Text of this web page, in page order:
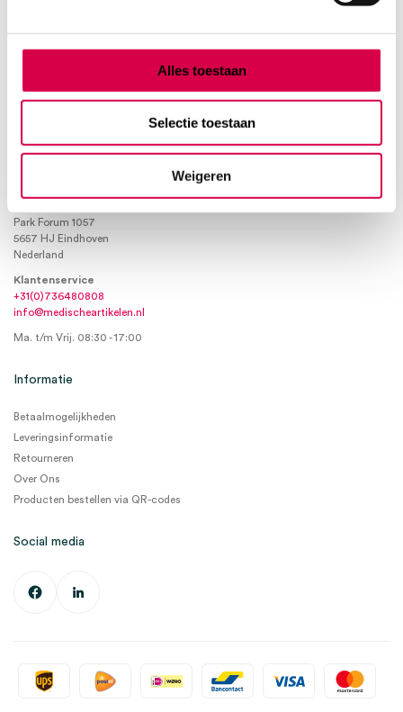
Alles toestaan
Selectie toestaan
Weigeren
Tape
Verbandmiddelen
KVKnummer: 73580791
Park Forum 1057
5657 HJ Eindhoven
Nederland
Klantenservice
+31(0)736480808
info@medischeartikelen.nl
Ma. t/m Vrij. 08:30 - 17:00
Informatie
Betaalmogelijkheden
Leveringsinformatie
Retourneren
Over Ons
Producten bestellen via QR-codes
Social media